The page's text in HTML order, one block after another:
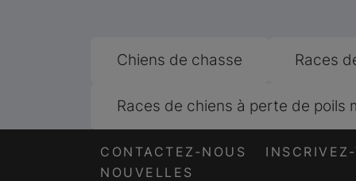
Chiens de chasse Races
Races de chiens à perte de poils
CONTACTEZ-NOUS
NOUVELLES